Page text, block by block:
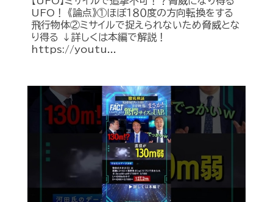
UFO！ 《論点》①ほぼ１８０度の方向転換をする
飛行物体②ミサイルで捉えられないため脅威とな
り得る ↓詳しくは本編で解説！
https://youtu...